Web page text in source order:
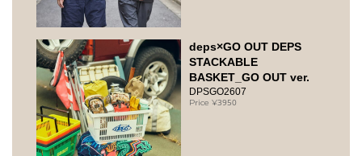
deps×GO OUT DEPS
STACKABLE
BASKET_GO OUT ver.
DPSGO2607
3950